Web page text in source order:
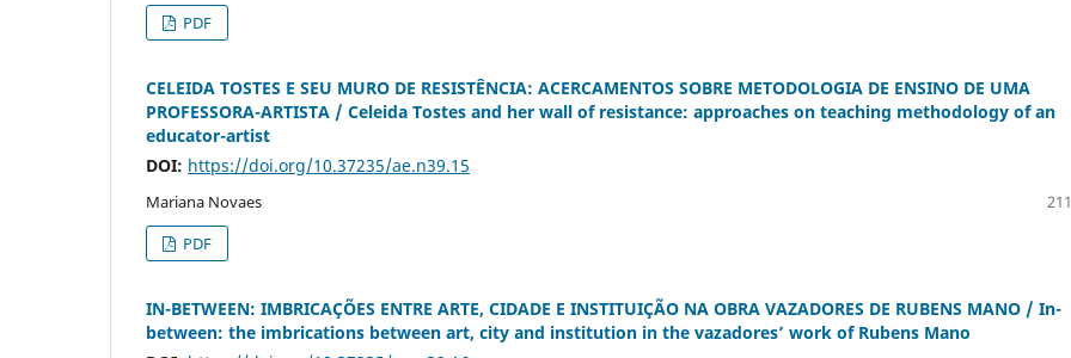
PDF
CELEIDA TOSTES E SEU MURO DE RESISTÊNCIA: ACERCAMENTOS SOBRE METODOLOGIA DE ENSINO DE UMA
PROFESSORA-ARTISTA / Celeida Tostes and her wall of resistance: approaches on teaching methodology of an
educator-artist
DOI: https://doi.org/10.37235/ae.n39.15
Mariana Novaes
PDF
IN-BETWEEN: IMBRICAÇÕES ENTRE ARTE, CIDADE E INSTITUIÇÃO NA OBRA VAZADORES DE RUBENS MANO / In-
between: the imbrications between art, city and institution in the vazadores’ work of Rubens Mano